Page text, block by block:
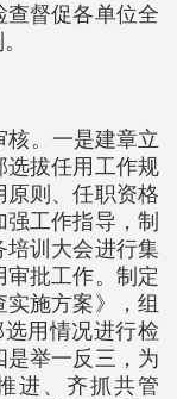
督促各单位全
核。一是建章立
选拔任用工作规
原则、任职资格
工作指导，制
培训大会进行集
批工作。制定
实施方案》，组
用情况进行检
举一反三，为
进、齐抓共管